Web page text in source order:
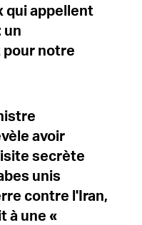
qui appellent
un
notre
avoir
secrète
unis
contre l'Iran,
à une «